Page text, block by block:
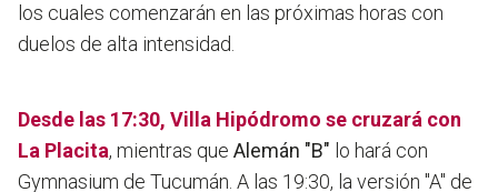
los cuales comenzarán en las próximas horas con
duelos de alta intensidad.
Desde las 17:30, Villa Hipódromo se cruzará con
La Placita, mientras que Alemán "B" lo hará con
Gymnasium de Tucumán. A las 19:30, la versión "A" de